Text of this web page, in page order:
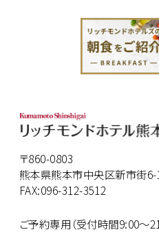
〒860-0803
熊本県熊本市中央区新市街6-
FAX:096-312-3512
ご予約専用（受付時間9:00～